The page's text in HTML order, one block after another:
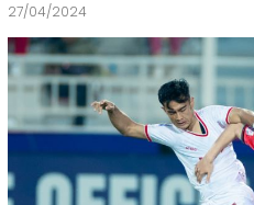
27/04/2024